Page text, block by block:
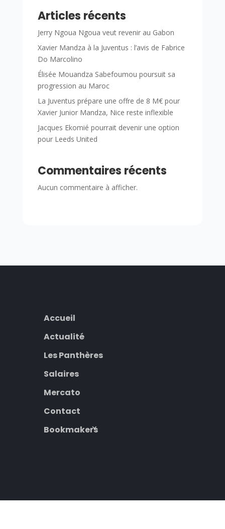
Articles récents
Jerry Ngoua Ngoua veut revenir au Gabon
Xavier Mandza à la Juventus : l’avis de Fabrice
Do Marcolino
Élisée Mouandza Sabefoumou poursuit sa
progression au Maroc
La Juventus prépare une offre de 8 M€ pour
Xavier Junior Mandza, Nice reste inflexible
Jacques Ekomié pourrait devenir une option
pour Leeds United
Commentaires récents
Aucun commentaire à afficher.
Accueil
Actualité
Les Panthères
Salaires
Mercato
Contact
Bookmakers